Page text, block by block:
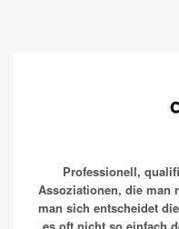
Professionell,
Assoziationen, die man
man sich entscheidet